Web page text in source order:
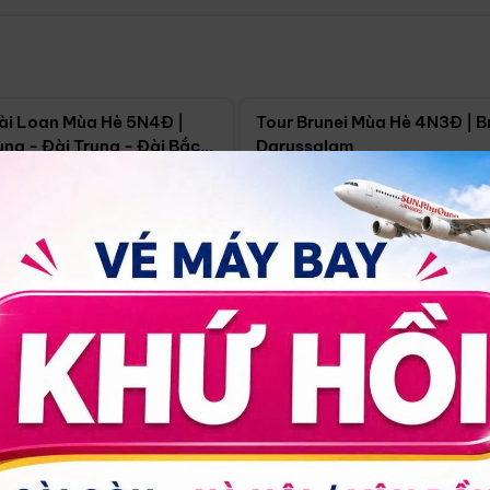
Loan Mùa Hè 5N4Đ |
- Đài Trung - Đài Bắc
18/09
Tour Brunei Mùa Hè 4N3Đ |
Darussalam
Hồ Chí Minh 4N3Đ
30/08 17/09 24/09
14.499.000đ Xem chi